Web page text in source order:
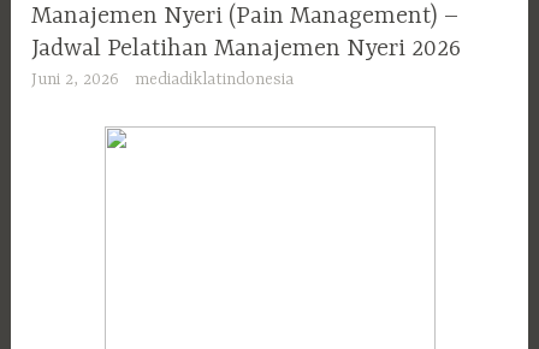
Manajemen Nyeri (Pain Management) –
Jadwal Pelatihan Manajemen Nyeri 2026
Juni 2, 2026 mediadiklatindonesia